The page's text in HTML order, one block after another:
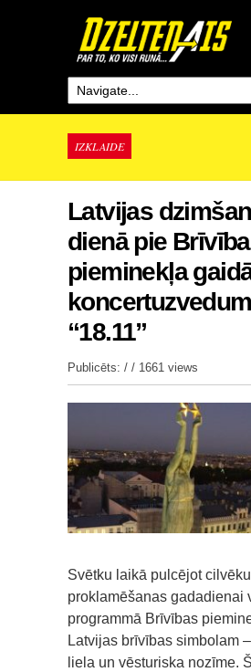
IZKLAIDE
Latvijas
dienā pie
pieminekļa
“18.11”
Publicēts: / / 1661 views
Svētku laikā pulcējot
proklamēšanas gadadienai
programmā Brīvības
Latvijas brīvības simbolam
liela un vēsturiska nozīme.